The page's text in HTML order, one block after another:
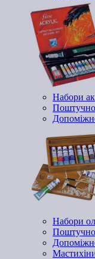
Набори
Поштучно
Набори
Поштучно